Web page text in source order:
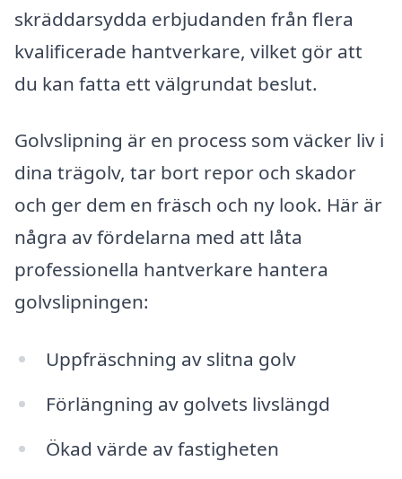
skräddarsydda erbjudanden från flera
kvalificerade hantverkare, vilket gör att
du kan fatta ett välgrundat beslut.
Golvslipning är en process som väcker liv i
dina trägolv, tar bort repor och skador
och ger dem en fräsch och ny look. Här är
några av fördelarna med att låta
professionella hantverkare hantera
golvslipningen:
Uppfräschning av slitna golv
Förlängning av golvets livslängd
Ökad värde av fastigheten